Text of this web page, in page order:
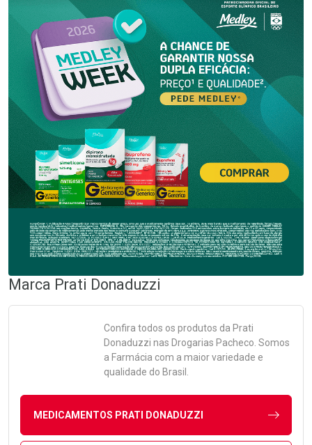
Marca Prati Donaduzzi
Confira todos os produtos da Prati
Donaduzzi nas Drogarias Pacheco. Somos
a Farmácia com a maior variedade e
qualidade do Brasil.
MEDICAMENTOS PRATI DONADUZZI